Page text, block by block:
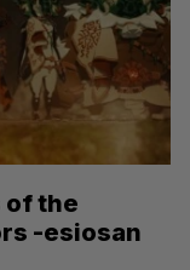
of the
-esiosan